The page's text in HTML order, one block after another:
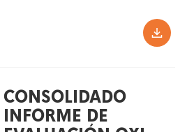
CONSOLIDADO
INFORME DE